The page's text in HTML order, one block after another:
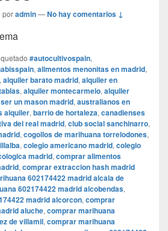
poradmin—No hay comentarios ↓
#autocultivospain,
, alimentos menonitas en madrid,
, alquiler barato madrid, alquiler en
, alquiler montecarmelo, alquiler
un mason madrid, australianos en
alquiler, barrio de hortaleza, canadienses
del real madrid, club social sanchinarro,
, cogollos de marihuana torrelodones,
, colegio americano madrid, colegio
madrid, comprar alimentos
, comprar extraccion hash madrid
602174422 madrid alcala de
602174422 madrid alcobendas,
madrid alcorcon, comprar
aluche, comprar marihuana
de villamil, comprar marihuana